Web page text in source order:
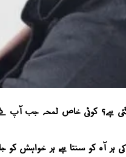
کوئی خاص لمحہ جب آپ نے
کو سنتا ہے، ہر خواہش کو